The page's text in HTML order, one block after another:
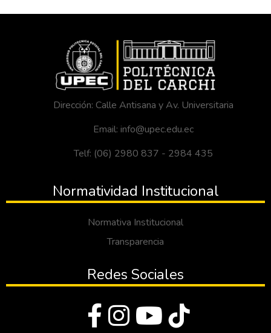
Dirección: Calle Antisana y Av. Universitaria
Email: info@upec.edu.ec
Telf: (06) 2980 837 - 2984 435
Normatividad Institucional
Normativa Institucional
Transparencia
Redes Sociales